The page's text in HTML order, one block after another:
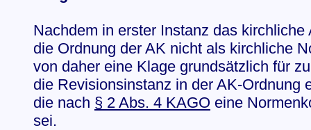
Nachdem in erster Instanz das
die Ordnung der AK nicht als kirchliche
von daher eine Klage grundsätzlich für
die Revisionsinstanz in der AK-Ordnung
die nach § 2 Abs. 4 KAGO eine
sei.